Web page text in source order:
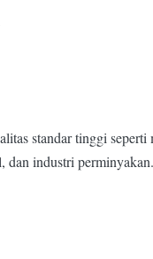
standar tinggi
dan industri perminyakan.